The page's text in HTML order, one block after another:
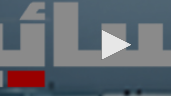
شاهد الفيديو